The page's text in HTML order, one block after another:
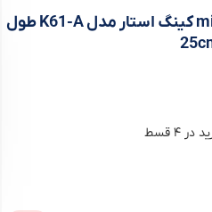
کابل تبدیل USB به microUSB کینگ استار مدل K61-A طول
در ۴ قسط